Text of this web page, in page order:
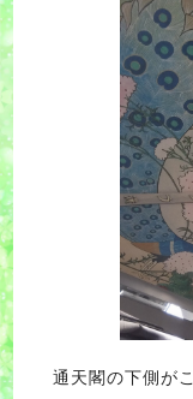
通天閣の下側が